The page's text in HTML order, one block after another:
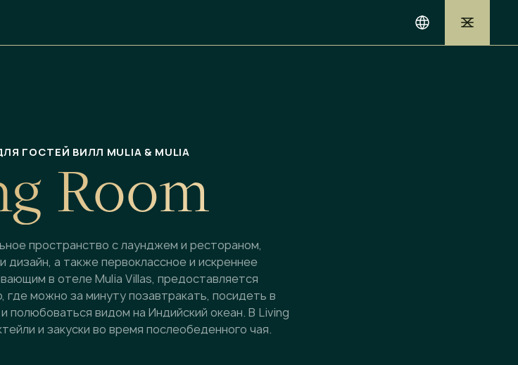
ГОСТЕЙ ВИЛЛ MULIA & MULIA
g Room
пространство с лаунджем и рестораном,
а также первоклассное и искреннее
в отеле Mulia Villas, предоставляется
где можно за минуту позавтракать, посидеть в
полюбоваться видом на Индийский океан. В Living
и закуски во время послеобеденного чая.